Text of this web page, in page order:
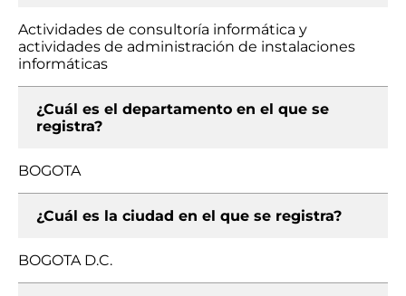
Actividades de consultoría informática y
actividades de administración de instalaciones
informáticas
¿Cuál es el departamento en el que se
registra?
BOGOTA
¿Cuál es la ciudad en el que se registra?
BOGOTA D.C.